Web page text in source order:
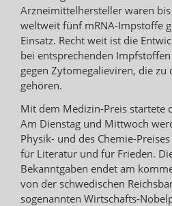
Arzneimittelhersteller waren
weltweit fünf mRNA-Impstoffe
Einsatz. Recht weit ist die
bei entsprechenden
gegen Zytomegalieviren, die zu
gehören.
Mit dem Medizin-Preis startete
Am Dienstag und Mittwoch
Physik- und des Chemie-
für Literatur und für Frieden.
Bekanntgaben endet am
von der schwedischen
sogenannten Wirtschafts-